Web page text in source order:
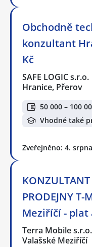
Obchodně
konzultant
Kč
SAFE LOGIC s.r.o.
Hranice, Přerov
50 000 – 100
Vhodné také
Zveřejněno: 4. srpna
KONZULTANT
PRODEJNY
Meziříčí - plat
Terra Mobile s.r.o.
Valašské Meziříčí